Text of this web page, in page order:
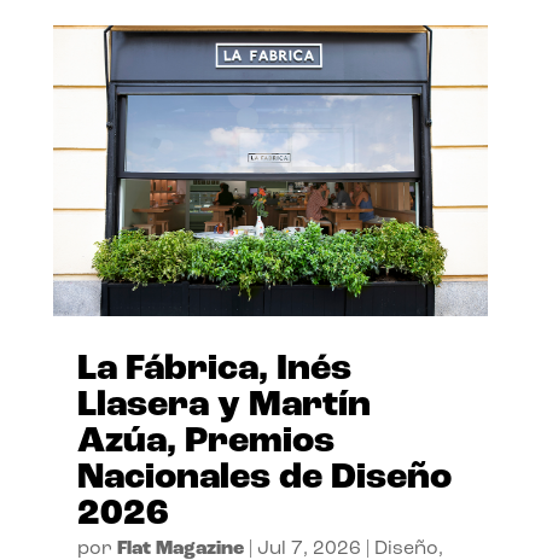
La Fábrica, Inés
Llasera y Martín
Azúa, Premios
Nacionales de Diseño
2026
por Flat Magazine| Jul 7, 2026 Diseño,